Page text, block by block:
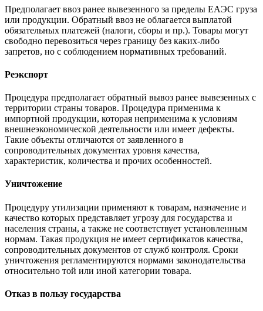
Предполагает ввоз ранее вывезенного за пределы ЕАЭС груза
или продукции. Обратный ввоз не облагается выплатой
обязательных платежей (налоги, сборы и пр.). Товары могут
свободно перевозиться через границу без каких-либо
запретов, но с соблюдением нормативных требований.
Реэкспорт
Процедура предполагает обратный вывоз ранее вывезенных с
территории страны товаров. Процедура применима к
импортной продукции, которая неприменима к условиям
внешнеэкономической деятельности или имеет дефекты.
Такие объекты отличаются от заявленного в
сопроводительных документах уровня качества,
характеристик, количества и прочих особенностей.
Уничтожение
Процедуру утилизации применяют к товарам, назначение и
качество которых представляет угрозу для государства и
населения страны, а также не соответствует установленным
нормам. Такая продукция не имеет сертификатов качества,
сопроводительных документов от служб контроля. Сроки
уничтожения регламентируются нормами законодательства
относительно той или иной категории товара.
Отказ в пользу государства